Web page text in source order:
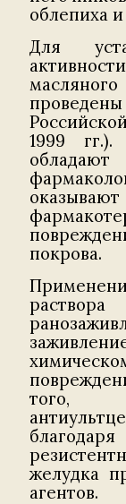
облепиха
Для
1999 гг.).
покрова.
того,
желудка
агентов.